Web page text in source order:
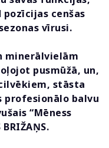
cenšas
vīrusi.
minerālvielām
pusmūžā, un,
stāsta
profesionālo balvu
“Mēness